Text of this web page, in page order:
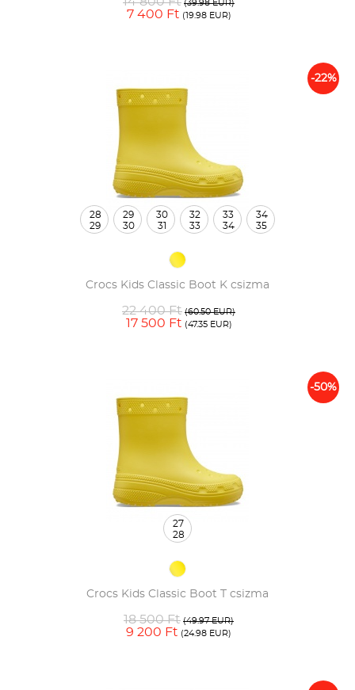
(39.98 EUR)
7 400 Ft (19.98 EUR)
-22%
Crocs Kids Classic Boot K csizma
22 400 Ft (60.50 EUR)
17 500 Ft (47.35 EUR)
28
29
29
30
30
31
32
33
33
34
34
35
-50%
Crocs Kids Classic Boot T csizma
18 500 Ft (49.97 EUR)
9 200 Ft (24.98 EUR)
27
28